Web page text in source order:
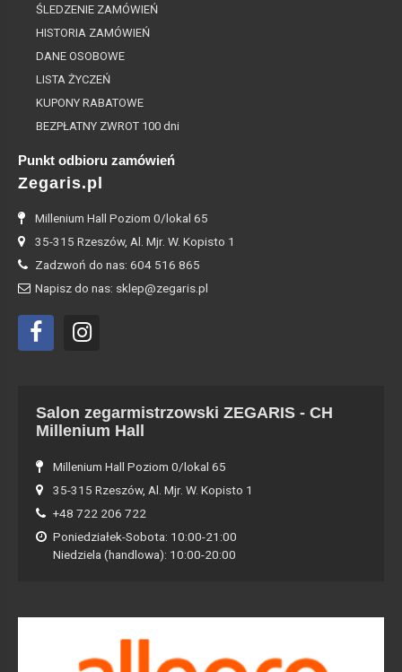
ŚLEDZENIE ZAMÓWIEŃ
HISTORIA ZAMÓWIEŃ
DANE OSOBOWE
LISTA ŻYCZEŃ
KUPONY RABATOWE
BEZPŁATNY ZWROT 100 dni
Punkt odbioru zamówień
Zegaris.pl
Millenium Hall Poziom 0/lokal 65
35-315 Rzeszów, Al. Mjr. W. Kopisto 1
Zadzwoń do nas: 604 516 865
Napisz do nas: sklep@zegaris.pl
Salon zegarmistrzowski ZEGARIS - CH
Millenium Hall
Millenium Hall Poziom 0/lokal 65
35-315 Rzeszów, Al. Mjr. W. Kopisto 1
+48 722 206 722
Poniedziałek-Sobota: 10:00-21:00
Niedziela (handlowa): 10:00-20:00